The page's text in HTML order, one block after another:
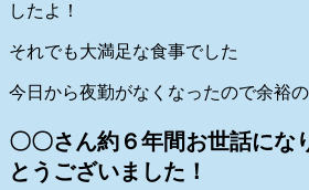
したよ！
それでも大満足な食事でした
今日から夜勤がなくなったので余裕
〇〇さん約６年間お世話にな
とうございました！